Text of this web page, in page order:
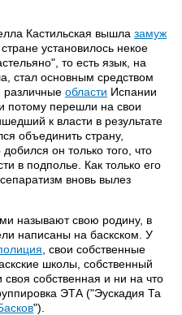
Кастильская вышла замуж
установилось некое
то есть язык, на
стал основным средством
области Испании
потому перешли на свои
к власти в результате
объединить страну,
он только того, что
в подполье. Как только его
вновь вылез
называют свою родину, в
написаны на баскском. У
, свои собственные
школы, собственный
собственная и ни на что
ЭТА ("Эускадия Та
").